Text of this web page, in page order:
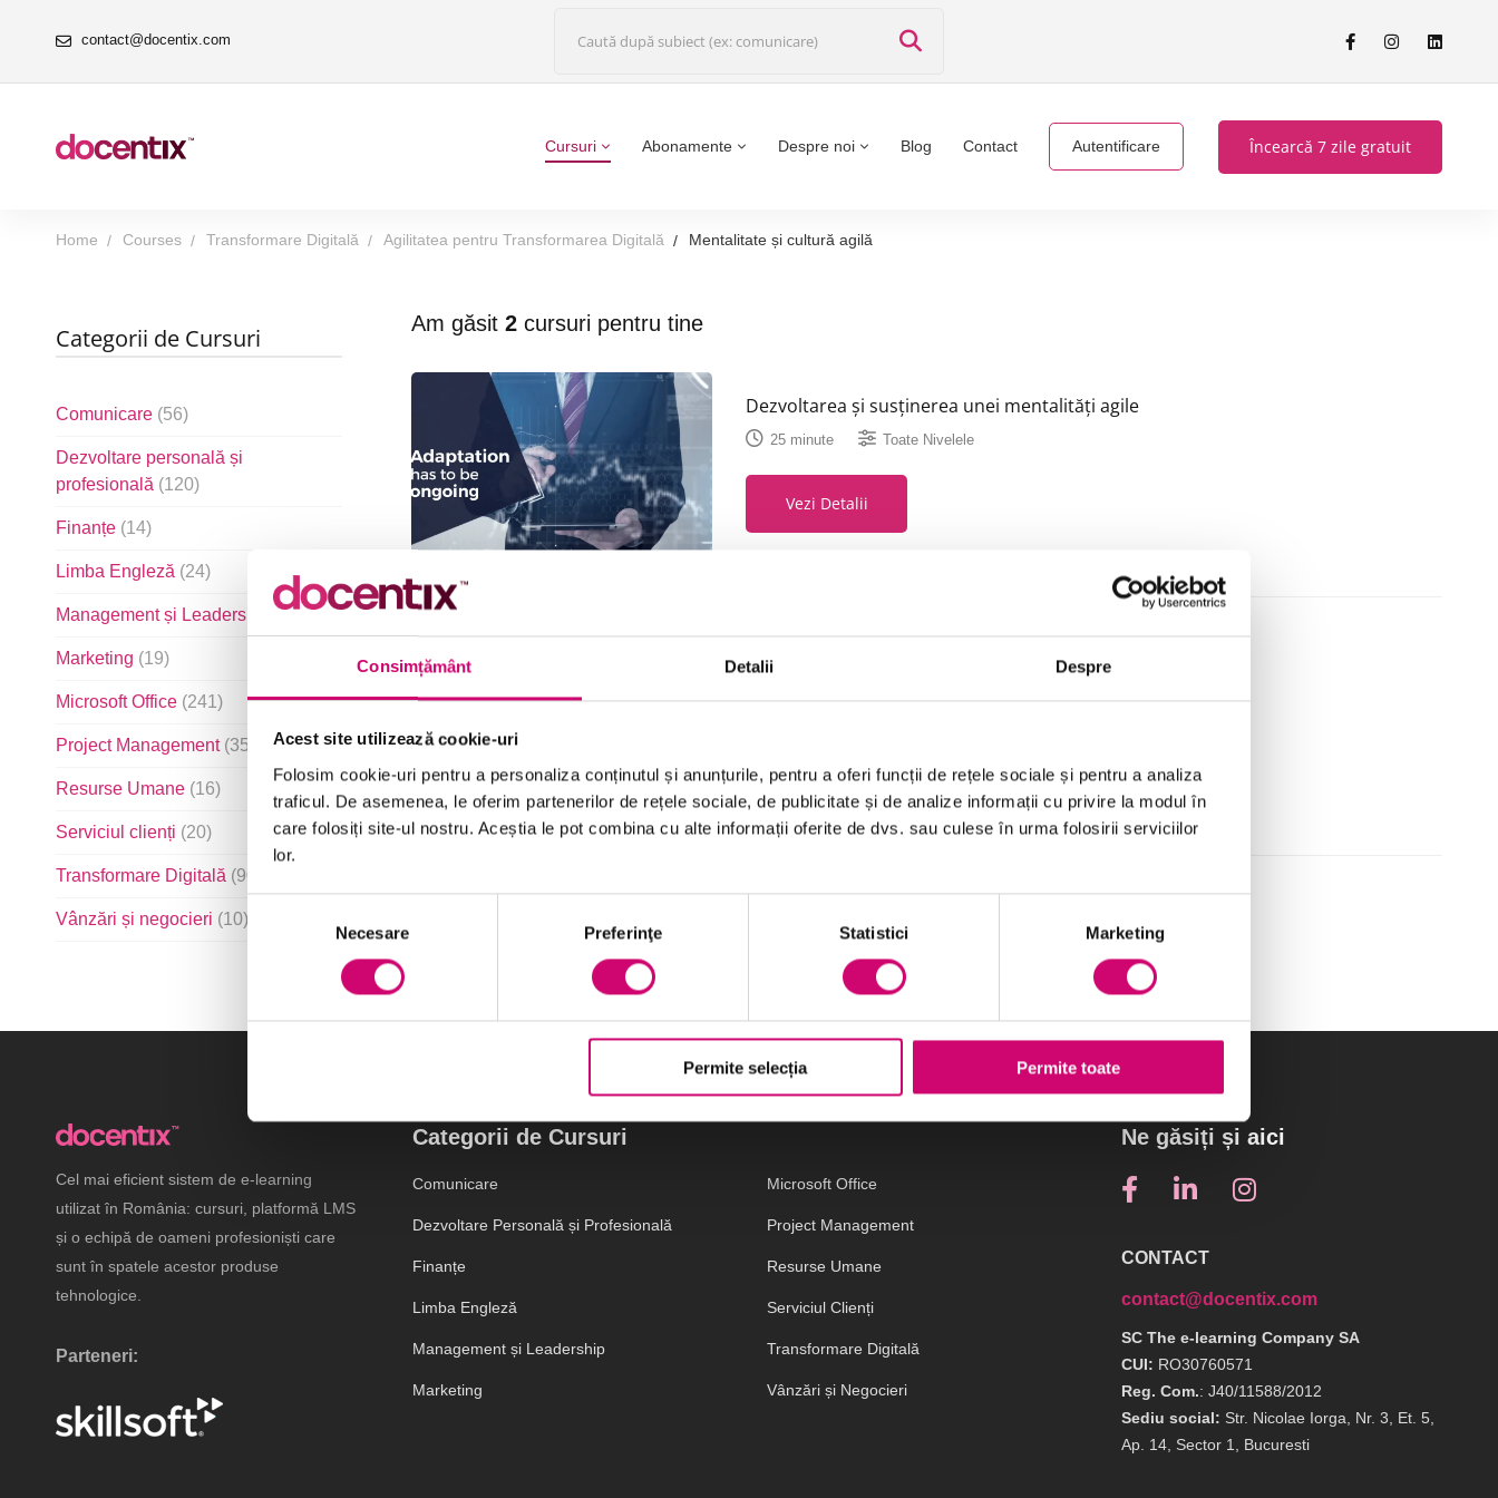
Consimțământ Detalii Despre
Acest site utilizează cookie-uri
Folosim cookie-uri pentru a personaliza conținutul și anunțurile, pentru a oferi funcții de rețele sociale și pentru a analiza
traficul. De asemenea, le oferim partenerilor de rețele sociale, de publicitate și de analize informații cu privire la modul în
care folosiți site-ul nostru. Aceștia le pot combina cu alte informații oferite de dvs. sau culese în urma folosirii serviciilor
lor.
consimțământului
Necesare Preferinţe Statistici Marketing
Permite selecția Permite toate
contact@docentix.com
Cursuri Abonamente Despre noi Blog Contact Autentificare Încearcă 7 zile gratuit
Home Courses Transformare Digitală Agilitatea pentru Transformarea Digitală Mentalitate și cultură agilă
Categorii de Cursuri
Comunicare (56)
Dezvoltare personală și
profesională (120)
Finanțe (14)
Limba Engleză (24)
Management și Leadership (103)
Marketing (19)
Microsoft Office (241)
Project Management (35)
Resurse Umane (16)
Serviciul clienți (20)
Transformare Digitală (90)
Vânzări și negocieri (10)
Am găsit 2cursuri pentru tine
Dezvoltarea și susținerea unei mentalități agile
25 minute Toate Nivelele
Vezi Detalii
Abordarea metodei Agile pentru dezvoltarea afacerii
25 minute Toate Nivelele
Cel mai eficient sistem de e-learning
utilizat în România: cursuri, platformă LMS
și o echipă de oameni profesioniști care
sunt în spatele acestor produse
tehnologice.
Parteneri:
Categorii de Cursuri
Comunicare
Dezvoltare Personală și Profesională
Finanțe
Limba Engleză
Management și Leadership
Marketing
Microsoft Office
Project Management
Resurse Umane
Serviciul Clienți
Transformare Digitală
Vânzări și Negocieri
Ne găsiți și aici
CONTACT
contact@docentix.com
SC The e-learning Company SA
CUI: RO30760571
Reg. Com.: J40/11588/2012
Sediu social: Str. Nicolae Iorga, Nr. 3, Et. 5,
Ap. 14, Sector 1, Bucuresti